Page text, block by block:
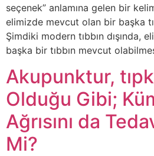
seçenek” anlamına gelen bir
elimizde mevcut olan bir başka
Şimdiki modern tıbbın dışında,
başka bir tıbbın mevcut
Akupunktur,
Olduğu Gibi;
Ağrısını da
Mi?